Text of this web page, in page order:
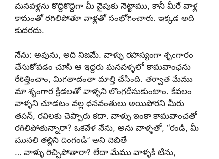
మనవళ్లను కొద్దికొద్దిగా మీ వైపుకు నెట్టాము, కానీ మీరే వాళ్ల
కామంతో రగిలిపోతూ వాళ్లతో సంభోగించారు. ఇక్కడ అది
కుదరదు.
నేను: అవును, అది నిజమే. వాళ్ళు రహస్యంగా శృంగారం
చేసుకోవడం చూసి ఆ ఇద్దరు మనవళ్ళలో కామవాంఛను
రేకెత్తించాం, మిగతాదంతా మాల్తి చేసింది. తర్వాత మేము
మా శృంగార క్రీడలతో వాళ్ళని లొంగదీసుకుంటాం. కేవలం
వాళ్ళని చూడటం వల్ల ధనవంతులు అయిపోరని మీరు
తపన్, రవిలకు చెప్పారు కదా. వాళ్ళు ఇంకా కామవాంఛతో
రగిలిపోతున్నారా? ఒకవేళ నేను, అను వాళ్ళతో, “రండి, మీ
ముసలి తల్లిని దెంగండి” అని చెబితే
… వాళ్ళు రెచ్చిపోతారా? లేదా మేము వాళ్ళకి టిను,